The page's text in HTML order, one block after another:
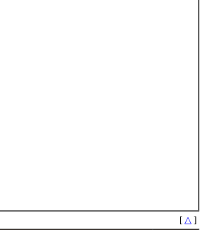
[ △ ]